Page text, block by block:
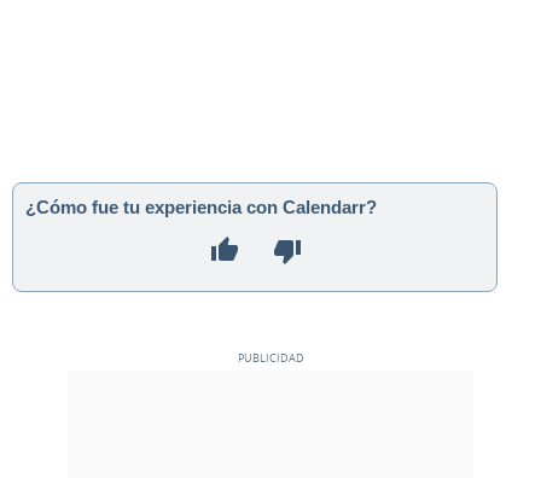
¿Cómo fue tu experiencia con Calendarr?